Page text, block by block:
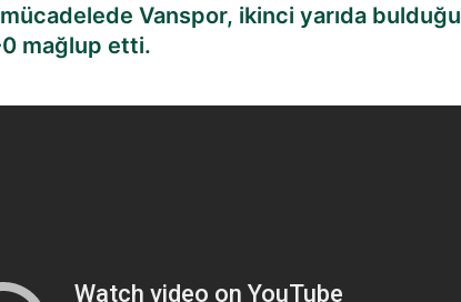
Vanspor, ikinci yarıda bulduğu
mağlup etti.